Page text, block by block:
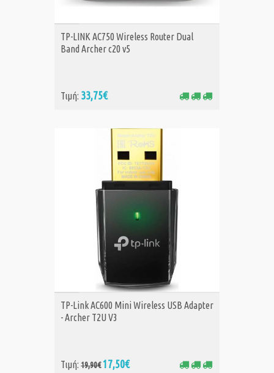
ΑΓΟΡΑ
TP-LINK AC750 Wireless Router Dual
Band Archer c20 v5
Τιμή: 33,75€
ΑΓΟΡΑ
TP-Link AC600 Mini Wireless USB Adapter
- Archer T2U V3
Τιμή: 19,90€ 17,50€